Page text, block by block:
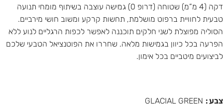
דקה (4 מ”מ) שטוחה (דרופ 0) גמישה עוצבה בשיתוף מומחי תנועה
טבעית לחוויית ברפוט מושלמת, תחשות קרקע ומשוב חושי מירביים.
הסוליה מפוצלת לשני חלקים תוכננה לאפשר לכפות הרגליים לנוע ללא
הפרעה בכל כיוון בגמישות מלאה. שחררו את הפוטנציאל הטבעי שלכם
לביצועים מיטביים בכל אימון.
צבע GLACIAL GREEN